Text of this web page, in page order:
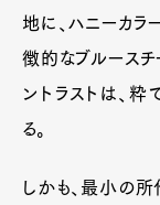
地に、ハニーカ
徴的なブルースチ
ントラストは、
る。
しかも、最小の所